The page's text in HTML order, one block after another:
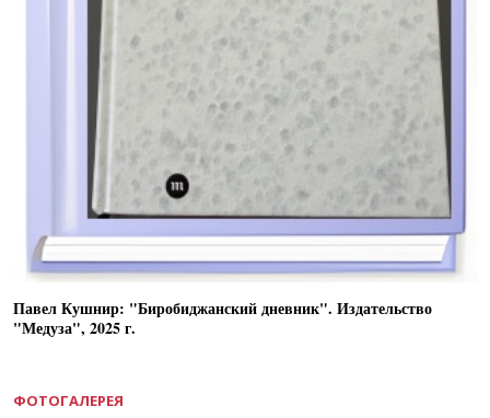
Павел Кушнир: "Биробиджанский дневник". Издательство
"Медуза", 2025 г.
ФОТОГАЛЕРЕЯ